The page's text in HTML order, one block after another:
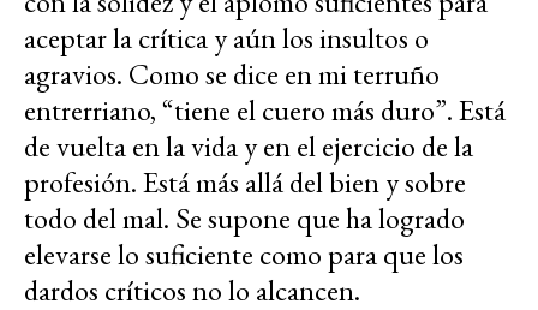
aceptar la crítica y aún los insultos o
agravios. Como se dice en mi terruño
entrerriano, “tiene el cuero más duro”. Está
de vuelta en la vida y en el ejercicio de la
profesión. Está más allá del bien y sobre
todo del mal. Se supone que ha logrado
elevarse lo suficiente como para que los
dardos críticos no lo alcancen.